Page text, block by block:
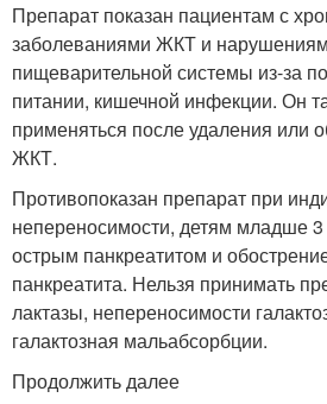
Препарат показан пациентам с
заболеваниями ЖКТ и
пищеварительной системы из-за
питании, кишечной инфекции. Он
применяться после удаления или
ЖКТ.
Противопоказан препарат при
непереносимости, детям младше 3
острым панкреатитом и
панкреатита. Нельзя принимать
лактазы, непереносимости
галактозная мальабсорбции.
Продолжить далее